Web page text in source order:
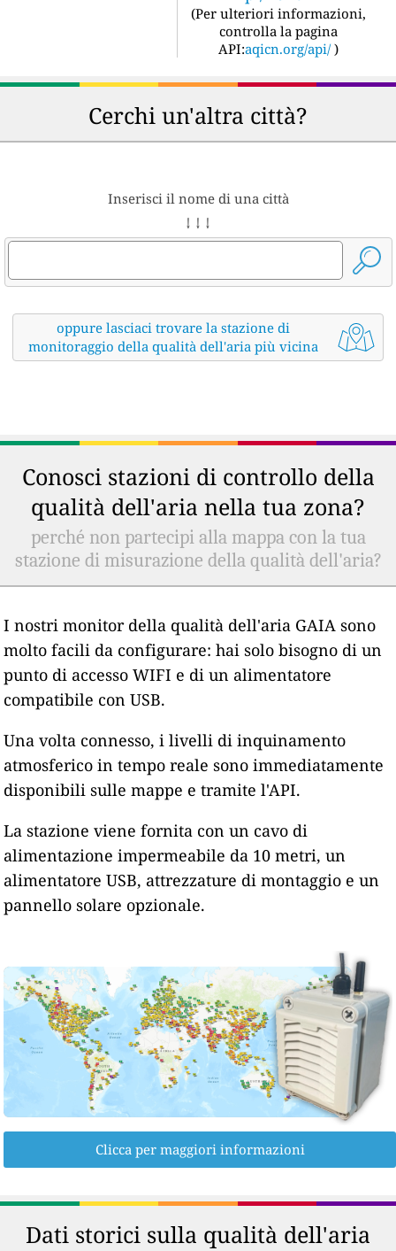
(Per ulteriori informazioni,
controlla la pagina
API:aqicn.org/api/ )
Cerchi un'altra città?
Inserisci il nome di una città
↓ ↓ ↓
oppure lasciaci trovare la stazione di
monitoraggio della qualità dell'aria più vicina
Conosci stazioni di controllo della
qualità dell'aria nella tua zona?
perché non partecipi alla mappa con la tua
stazione di misurazione della qualità dell'aria?
I nostri monitor della qualità dell'aria GAIA sono
molto facili da configurare: hai solo bisogno di un
punto di accesso WIFI e di un alimentatore
compatibile con USB.
Una volta connesso, i livelli di inquinamento
atmosferico in tempo reale sono immediatamente
disponibili sulle mappe e tramite l'API.
La stazione viene fornita con un cavo di
alimentazione impermeabile da 10 metri, un
alimentatore USB, attrezzature di montaggio e un
pannello solare opzionale.
Clicca per maggiori informazioni
Dati storici sulla qualità dell'aria